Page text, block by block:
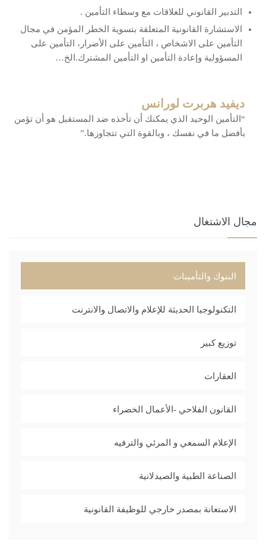
التدبير القانوني للعلاقات مع وسطاء التأمين .
الاستشارة القانونية المتعلقة بتسوية الخطر المؤمن في مجال
التأمين على الاشخاص ، التأمين على الأضرار، التأمين على
المسؤولية وإعادة التأمين او التأمين المشترك.الخ…
ديفيد هربرت لورانس
“التأمين الوحيد الذي يمكنك أن تأخذه ضد المستقبل هو أن تؤمن
بأفضل ما في نفسك ، وبالقوة التي تتجاوزها.”
مجال الاشتغال
البنوك والتأمينات
التكنولوجيا الحديثة للإعلام والاتصال والانترنت
توزيع كبير
العقارات
القانون الفلاحي -الأعمال الخضراء
الإعلام السمعي و المرئي والترفيه
الصناعة الطبية والصيدلانية
الاستعانة بمصدر خارجي للوظيفة القانونية